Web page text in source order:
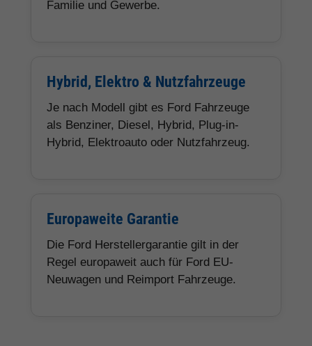
Familie und Gewerbe.
Hybrid, Elektro & Nutzfahrzeuge
Je nach Modell gibt es Ford Fahrzeuge
als Benziner, Diesel, Hybrid, Plug-in-
Hybrid, Elektroauto oder Nutzfahrzeug.
Europaweite Garantie
Die Ford Herstellergarantie gilt in der
Regel europaweit auch für Ford EU-
Neuwagen und Reimport Fahrzeuge.